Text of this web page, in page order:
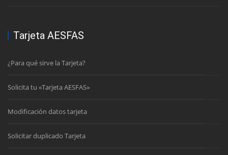
Tarjeta AESFAS
¿Para qué sirve la Tarjeta?
Solicita tu «Tarjeta AESFAS»
Modificación datos tarjeta
Solicitar duplicado Tarjeta